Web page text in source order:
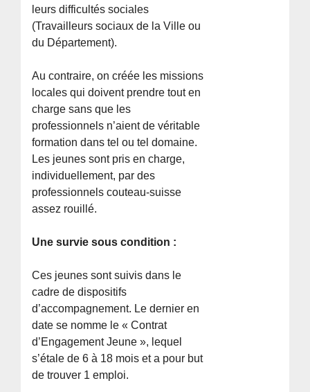
leurs difficultés sociales
(Travailleurs sociaux de la Ville ou
du Département).
Au contraire, on créée les missions
locales qui doivent prendre tout en
charge sans que les
professionnels n’aient de véritable
formation dans tel ou tel domaine.
Les jeunes sont pris en charge,
individuellement, par des
professionnels couteau-suisse
assez rouillé.
Une survie sous condition :
Ces jeunes sont suivis dans le
cadre de dispositifs
d’accompagnement. Le dernier en
date se nomme le « Contrat
d’Engagement Jeune », lequel
s’étale de 6 à 18 mois et a pour but
de trouver 1 emploi.